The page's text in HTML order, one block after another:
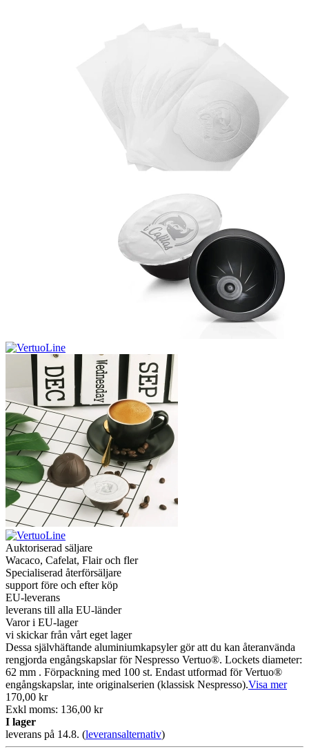
Auktoriserad säljare
Wacaco, Cafelat, Flair och fler
Specialiserad återförsäljare
support före och efter köp
EU-leverans
leverans till alla EU-länder
Varor i EU-lager
vi skickar från vårt eget lager
Dessa självhäftande aluminiumkapsyler gör att du kan återanvända
rengjorda engångskapslar för Nespresso Vertuo®. Lockets diameter:
62 mm . Förpackning med 100 st. Endast utformad för Vertuo®
engångskapslar, inte originalserien (klassisk Nespresso).Visa mer
170,00 kr
Exkl moms: 136,00 kr
I lager
leverans på 14.8. (leveransalternativ)